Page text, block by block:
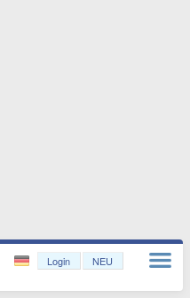
Login NEU